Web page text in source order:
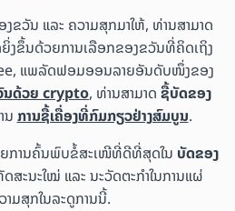
ຂວັນ ແລະ ຄວາມສຸກມາໃຫ້, ທ່ານສາມາດ
ງຂຶ້ນດ້ວຍການເລືອກຂອງຂວັນທີ່ຄິດເຖິງ
ແພລັດຟອມອອນລາຍອັນດັບໜຶ່ງຂອງ
ນດ້ວຍ crypto, ທ່ານສາມາດຊື້ບັດຂອງ
ນການຊື້ເຄື່ອງທີ່ກົມກຽວຢ່າງສົມບູນ.
ຍການຄົ້ນພົບຂໍ້ສະເໜີທີ່ດີທີ່ສຸດໃນ ບັດຂອງ
ສະນະໃໝ່ ແລະ ນະວັດຕະກຳໃນການແຜ່
າມສຸກໃນລະດູການນີ້.